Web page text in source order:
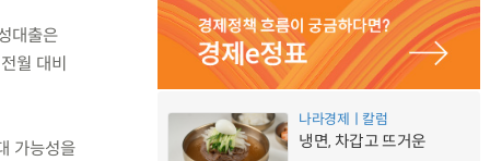
대출은
월 대비
가능성을
나라경제ㅣ칼럼
냉면, 차갑고 뜨거운